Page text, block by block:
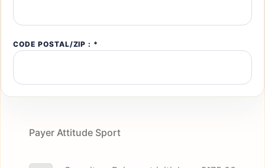
CODE POSTAL/ZIP : *
Payer Attitude Sport